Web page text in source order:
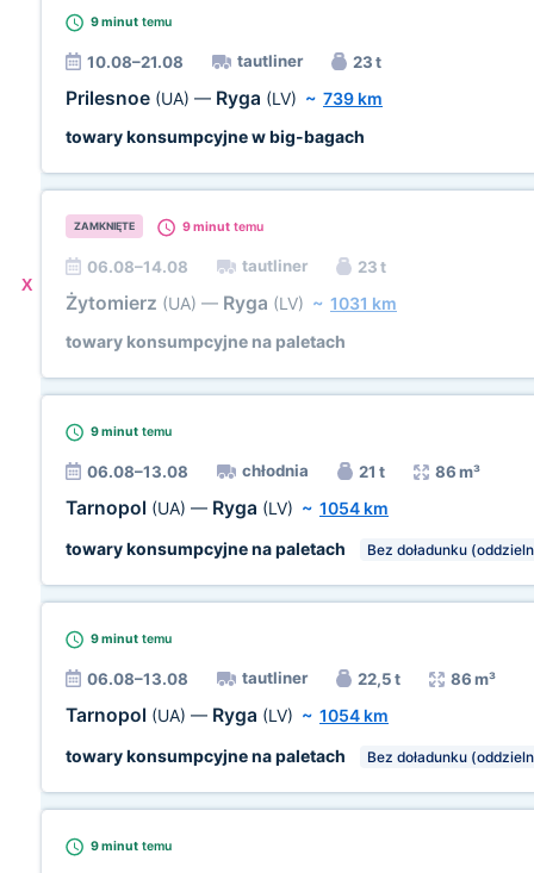
9 minut temu
10.08–21.08 tautliner 23 t
Prilesnoe (UA) — Ryga (LV) ~ 739 km
towary konsumpcyjne w big-bagach
X
ZAMKNIĘTE 9 minut temu
06.08–14.08 tautliner 23 t
Żytomierz (UA) — Ryga (LV) ~ 1031 km
towary konsumpcyjne na paletach
9 minut temu
06.08–13.08 chłodnia 21 t 86 m³
Tarnopol (UA) — Ryga (LV) ~ 1054 km
towary konsumpcyjne na paletach
Bez doładunku
9 minut temu
06.08–13.08 tautliner 22,5 t 86 m³
Tarnopol (UA) — Ryga (LV) ~ 1054 km
towary konsumpcyjne na paletach
Bez doładunku
9 minut temu